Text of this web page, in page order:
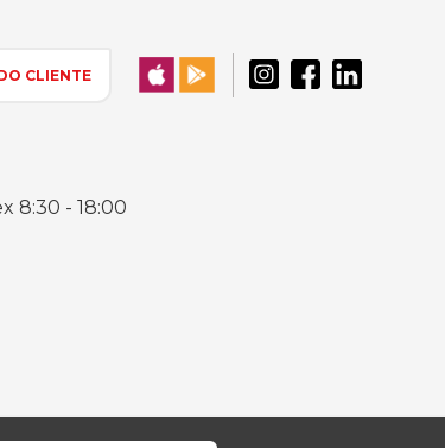
CLIENTE
8:30 - 18:00